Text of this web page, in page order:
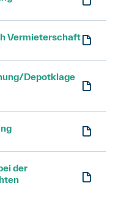
Vermieterschaft
Depotklage
der